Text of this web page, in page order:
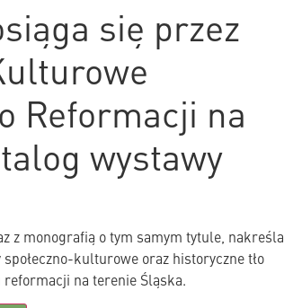
się przez
Reformacji na
wystawy
z monografią o tym samym tytule, nakreśla
kulturowe oraz historyczne tło
reformacji na terenie Śląska.